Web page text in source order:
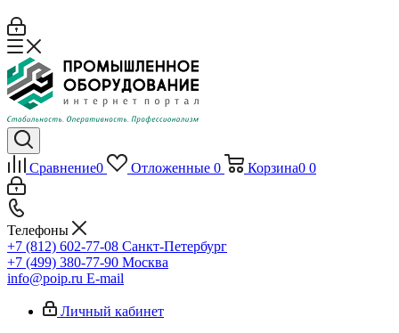
Сравнение0 Отложенные 0 Корзина0 0
Телефоны
+7 (812) 602-77-08 Санкт-Петербург
+7 (499) 380-77-90 Москва
info@poip.ru E-mail
Личный кабинет